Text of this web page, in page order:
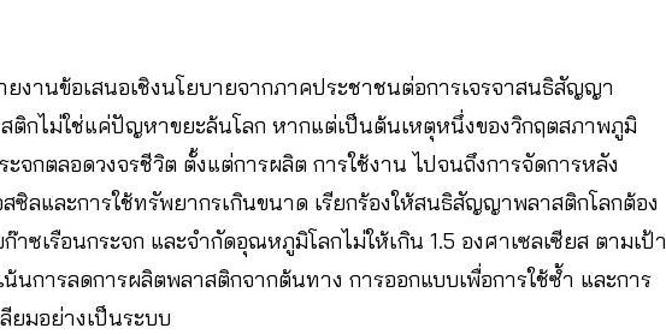
ยงานข้อเสนอเชิงนโยบายจากภาคประชาชนต่อการเจรจาสนธิสัญญา
ติกไม่ใช่แค่ปัญหาขยะล้นโลก หากแต่เป็นต้นเหตุหนึ่งของวิกฤตสภาพภูมิ
จกตลอดวงจรชีวิต ตั้งแต่การผลิต การใช้งาน ไปจนถึงการจัดการหลัง
ซิลและการใช้ทรัพยากรเกินขนาด เรียกร้องให้สนธิสัญญาพลาสติกโลกต้อง
ซเรือนกระจก และจำกัดอุณหภูมิโลกไม่ให้เกิน 1.5 องศาเซลเซียส ตามเป้า
นการลดการผลิตพลาสติกจากต้นทาง การออกแบบเพื่อการใช้ซ้ำ และการ
ยมอย่างเป็นระบบ